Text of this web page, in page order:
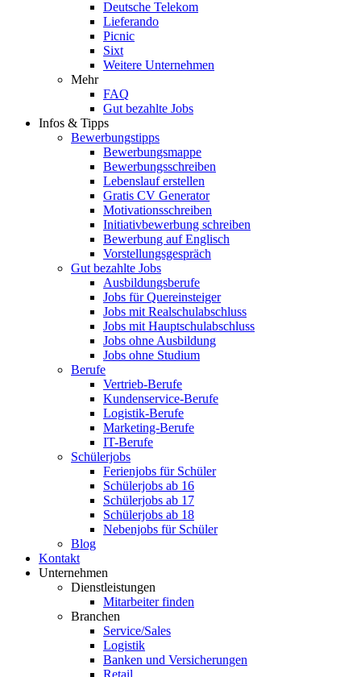
Deutsche Telekom
Lieferando
Picnic
Sixt
Weitere Unternehmen
Mehr
FAQ
Gut bezahlte Jobs
Infos & Tipps
Bewerbungstipps
Bewerbungsmappe
Bewerbungsschreiben
Lebenslauf erstellen
Gratis CV Generator
Motivationsschreiben
Initiativbewerbung schreiben
Bewerbung auf Englisch
Vorstellungsgespräch
Gut bezahlte Jobs
Ausbildungsberufe
Jobs für Quereinsteiger
Jobs mit Realschulabschluss
Jobs mit Hauptschulabschluss
Jobs ohne Ausbildung
Jobs ohne Studium
Berufe
Vertrieb-Berufe
Kundenservice-Berufe
Logistik-Berufe
Marketing-Berufe
IT-Berufe
Schülerjobs
Ferienjobs für Schüler
Schülerjobs ab 16
Schülerjobs ab 17
Schülerjobs ab 18
Nebenjobs für Schüler
Blog
Kontakt
Unternehmen
Dienstleistungen
Mitarbeiter finden
Branchen
Service/Sales
Logistik
Banken und Versicherungen
Retail